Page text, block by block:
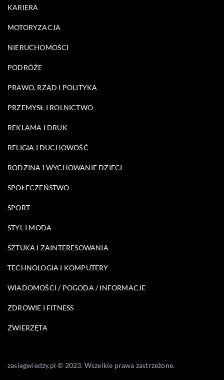
KARIERA
MOTORYZACJA
NIERUCHOMOŚCI
PODRÓŻE
PRAWO, RZĄD I POLITYKA
PRZEMYSŁ I ROLNICTWO
REKLAMA I DRUK
RELIGIA I DUCHOWOŚĆ
RODZINA I WYCHOWANIE DZIECI
SPOŁECZEŃSTWO
SPORT
STYL I MODA
SZTUKA I ZAINTERESOWANIA
TECHNOLOGIA I KOMPUTERY
WIADOMOŚCI / POGODA / INFORMACJE
ZDROWIE I FITNESS
ZWIERZĘTA
zasiegwiedzy.pl © 2023. Wszelkie prawa zastrzeżone.